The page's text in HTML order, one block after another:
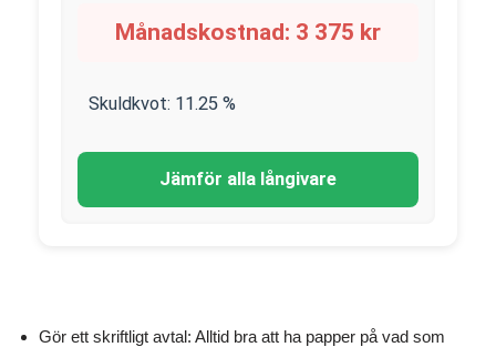
Månadskostnad: 3 375 kr
Skuldkvot: 11.25 %
Jämför alla långivare
Gör ett skriftligt avtal: Alltid bra att ha papper på vad som